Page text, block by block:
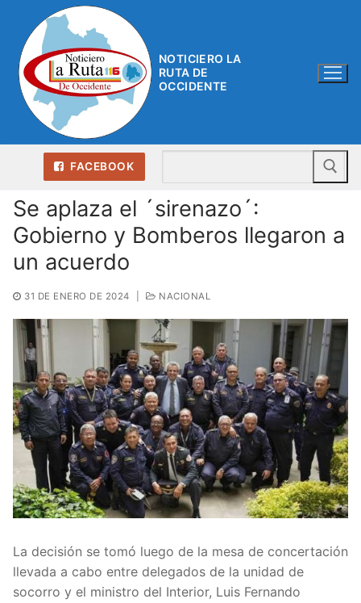
contenido
NOTICIERO LA
RUTA DE
OCCIDENTE
FACEBOOK
Se aplaza el ´sirenazo´:
Gobierno y Bomberos llegaron a
un acuerdo
31 DE ENERO DE 2024 NACIONAL
La decisión se tomó luego de la mesa de concertación
llevada a cabo entre delegados de la unidad de
socorro y el ministro del Interior, Luis Fernando